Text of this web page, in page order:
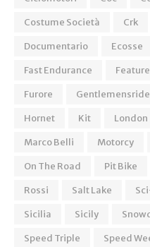
Costume Società
Crk
Documentario
Ecosse
Fast Endurance
Furore
Gentlemensride
Hornet
Kit London
Marco Belli
Motorcy
On The Road
Pit Bike
Rossi
Salt Lake
Sicilia
Sicily
Speed Triple
Speed